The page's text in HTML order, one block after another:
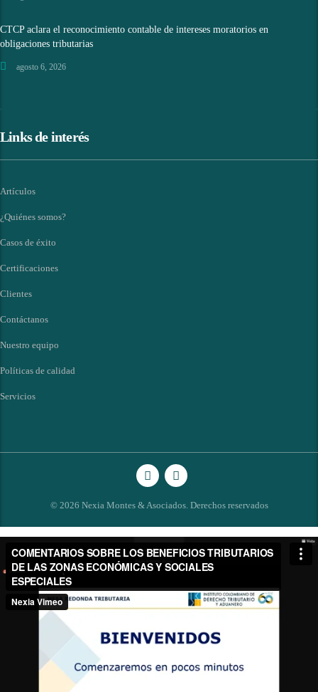
CTCP aclara el reconocimiento contable de intereses moratorios en
obligaciones tributarias
agosto 6, 2026
Links de interés
Artículos
¿Quiénes somos?
Casos de éxito
Certificaciones
Clientes
Contáctanos
Nuestro equipo
Políticas de calidad
Servicios
© 2026 Nexia Montes & Asociados. Derechos reservados